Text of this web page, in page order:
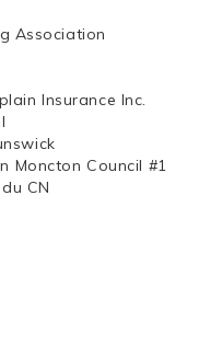
Association
Insurance Inc.
Moncton Council #1
CN